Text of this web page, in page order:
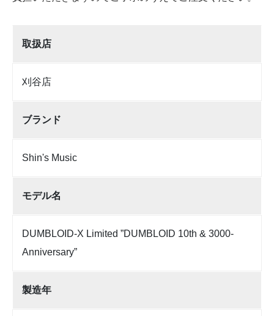
取扱店
刈谷店
ブランド
Shin's Music
モデル名
DUMBLOID-X Limited ”DUMBLOID 10th & 3000-
Anniversary”
製造年